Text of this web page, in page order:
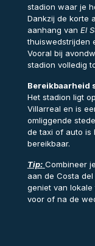
stadion waar je
Dankzij de korte
aanhang van El
thuiswedstrijden
Vooral bij
stadion volledig
Bereikbaarheid
Het stadion ligt
Villarreal en is
omliggende
de taxi of auto is
bereikbaar.
Tip: Combineer
aan de Costa
geniet van
voor of na de